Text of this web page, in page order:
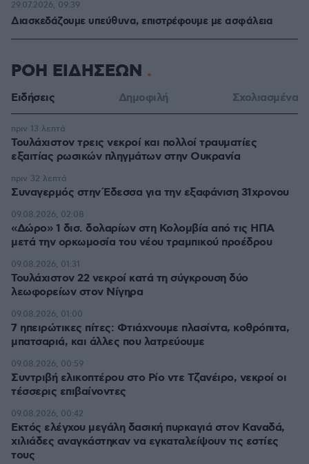
Διασκεδάζουμε υπεύθυνα, επιστρέφουμε με ασφάλεια
29.07.2026, 09:39
ΡΟΗ ΕΙΔΗΣΕΩΝ
Ειδήσεις Δημοφιλή Σχολιασμένα
Τουλάχιστον τρεις νεκροί και πολλοί τραυματίες
εξαιτίας ρωσικών πληγμάτων στην Ουκρανία
πριν 13 λεπτά
Συναγερμός στην Έδεσσα για την εξαφάνιση 31χρονου
πριν 32 λεπτά
«Δώρο» 1 δισ. δολαρίων στη Κολομβία από τις ΗΠΑ
μετά την ορκωμοσία του νέου τραμπικού προέδρου
09.08.2026, 02:08
Τουλάχιστον 22 νεκροί κατά τη σύγκρουση δύο
λεωφορείων στον Νίγηρα
09.08.2026, 01:31
7 ηπειρώτικες πίτες: Φτιάχνουμε πλασίντα, κοθρόπιτα,
μπατσαριά, και άλλες που λατρεύουμε
09.08.2026, 01:00
Συντριβή ελικοπτέρου στο Ρίο ντε Τζανέιρο, νεκροί οι
τέσσερις επιβαίνοντες
09.08.2026, 00:59
Εκτός ελέγχου μεγάλη δασική πυρκαγιά στον Καναδά,
χιλιάδες αναγκάστηκαν να εγκαταλείψουν τις εστίες
τους
09.08.2026, 00:42